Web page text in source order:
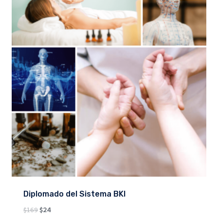
Diplomado del Sistema BKI
$169Original
$24Current